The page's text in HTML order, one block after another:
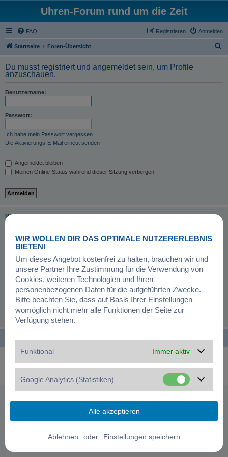
Uhren-Forum rund um die Zeit
FAQ Anmelden
Registrieren
Startseite Foren-Übersicht
Du musst registriert und angemeldet sein, um Profile
anzuschauen.
Benutzername:
Passwort:
Ich habe mein Passwort vergessen
Die Aktivierungs-E-Mail erneut senden
Angemeldet bleiben
Meinen Online-Status während dieser Sitzung verbergen
REGISTRIEREN
Registrierung ist in wenigen Augenblicken erledigt und ermöglicht dir, auf
weitere Funktionen zuzugreifen. Die Board-Administration kann registrierten
Benutzern auch zusätzliche Berechtigungen zuweisen. Beachte bitte unsere
Nutzungsbedingungen und die verwandten Regelungen, bevor du dich
registrierst. Bitte beachte auch die jeweiligen Forenregeln, wenn du dich in
diesem Board bewegst.
Nutzungsbedingungen|Datenschutzerklärung
Registrieren
Startseite Foren-Übersicht Alle Zeiten sindUTC+01:00
Cookies verwalten
WIR WOLLEN DIR DAS OPTIMALE NUTZERERLEBNIS
BIETEN!
Um dieses Angebot kostenfrei zu halten, brauchen wir und
unsere Partner Ihre Zustimmung für die Verwendung von
Cookies, weiteren Technologien und Ihren
personenbezogenen Daten für die aufgeführten Zwecke.
Bitte beachten Sie, dass auf Basis Ihrer Einstellungen
womöglich nicht mehr alle Funktionen der Seite zur
Verfügung stehen.
Funktional Immer aktiv
Google Analytics (Statistiken)
oder